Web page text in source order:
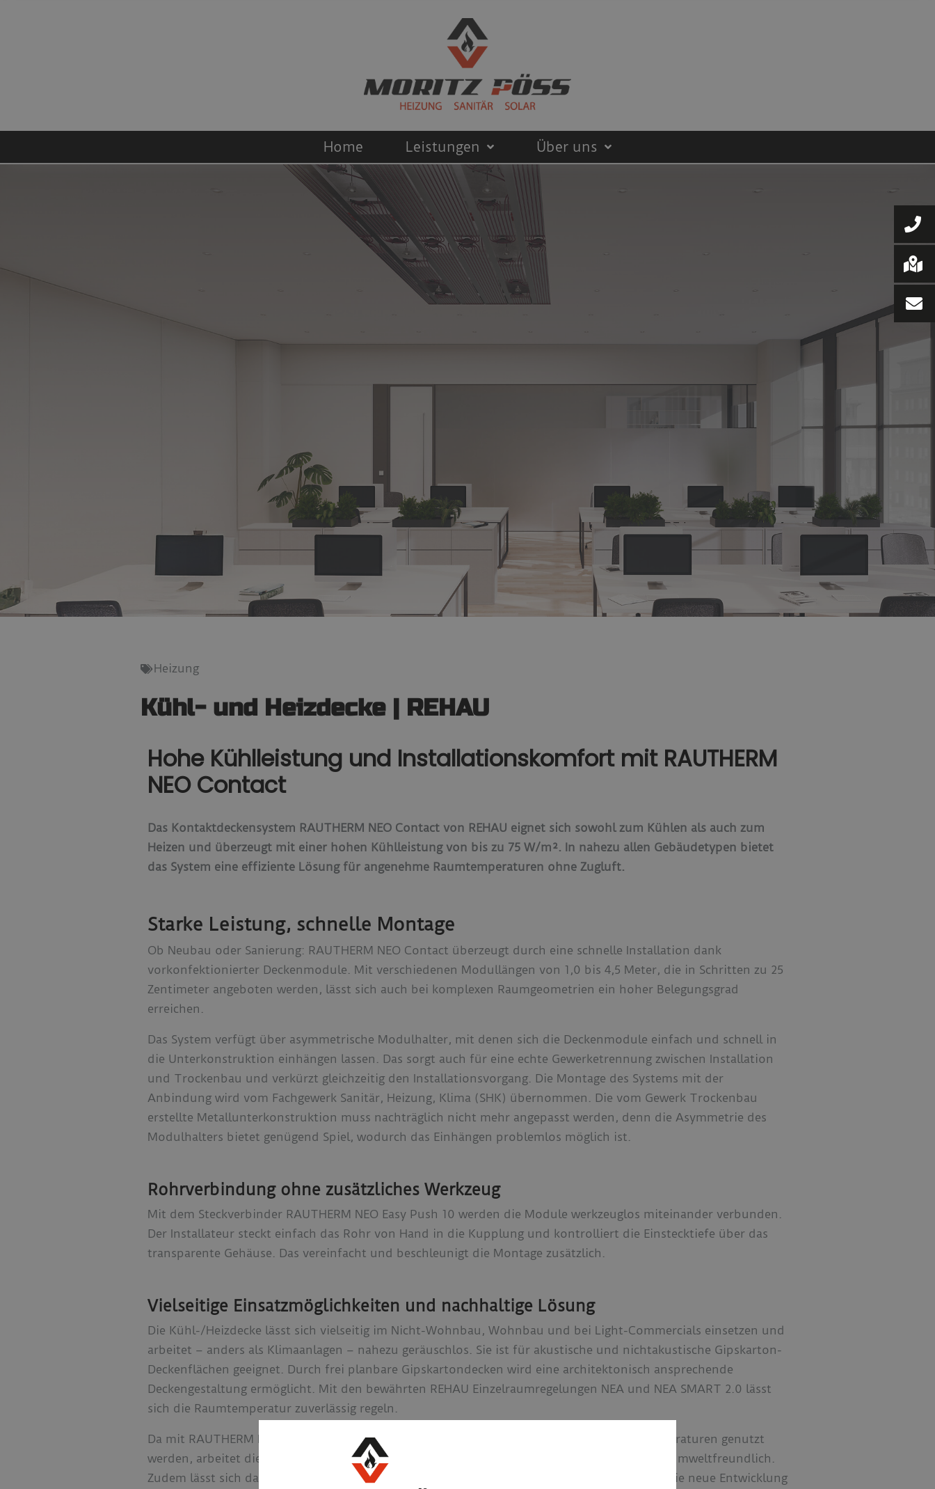
Home Leistungen Über uns
Heizung
Kühl- und Heizdecke | REHAU
Hohe Kühlleistung und Installationskomfort mit RAUTHERM
NEO Contact
Das Kontaktdeckensystem RAUTHERM NEO Contact von REHAU eignet sich sowohl zum Kühlen als auch zum
Heizen und überzeugt mit einer hohen Kühlleistung von bis zu 75 W/m². In nahezu allen Gebäudetypen bietet
das System eine effiziente Lösung für angenehme Raumtemperaturen ohne Zugluft.
Starke Leistung, schnelle Montage
Ob Neubau oder Sanierung: RAUTHERM NEO Contact überzeugt durch eine schnelle Installation dank
vorkonfektionierter Deckenmodule. Mit verschiedenen Modullängen von 1,0 bis 4,5 Meter, die in Schritten zu 25
Zentimeter angeboten werden, lässt sich auch bei komplexen Raumgeometrien ein hoher Belegungsgrad
erreichen.
Das System verfügt über asymmetrische Modulhalter, mit denen sich die Deckenmodule einfach und schnell in
die Unterkonstruktion einhängen lassen. Das sorgt auch für eine echte Gewerketrennung zwischen Installation
und Trockenbau und verkürzt gleichzeitig den Installationsvorgang. Die Montage des Systems mit der
Anbindung wird vom Fachgewerk Sanitär, Heizung, Klima (SHK) übernommen. Die vom Gewerk Trockenbau
erstellte Metallunterkonstruktion muss nachträglich nicht mehr angepasst werden, denn die Asymmetrie des
Modulhalters bietet genügend Spiel, wodurch das Einhängen problemlos möglich ist.
Rohrverbindung ohne zusätzliches Werkzeug
Mit dem Steckverbinder RAUTHERM NEO Easy Push 10 werden die Module werkzeuglos miteinander verbunden.
Der Installateur steckt einfach das Rohr von Hand in die Kupplung und kontrolliert die Einstecktiefe über das
transparente Gehäuse. Das vereinfacht und beschleunigt die Montage zusätzlich.
Vielseitige Einsatzmöglichkeiten und nachhaltige Lösung
Die Kühl-/Heizdecke lässt sich vielseitig im Nicht-Wohnbau, Wohnbau und bei Light-Commercials einsetzen und
arbeitet – anders als Klimaanlagen – nahezu geräuschlos. Sie ist für akustische und nichtakustische Gipskarton-
Deckenflächen geeignet. Durch frei planbare Gipskartondecken wird eine architektonisch ansprechende
Deckengestaltung ermöglicht. Mit den bewährten REHAU Einzelraumregelungen NEA und NEA SMART 2.0 lässt
sich die Raumtemperatur zuverlässig regeln.
Da mit RAUTHERM NEO Contact große Flächen mit vergleichsweise moderaten Betriebstemperaturen genutzt
werden, arbeitet die Lösung beim Kühlen und Heizen besonders energieeffizient und somit umweltfreundlich.
Zudem lässt sich das System mit reversiblen Wärmepumpen betreiben. Nicht zuletzt leistet die neue Entwicklung